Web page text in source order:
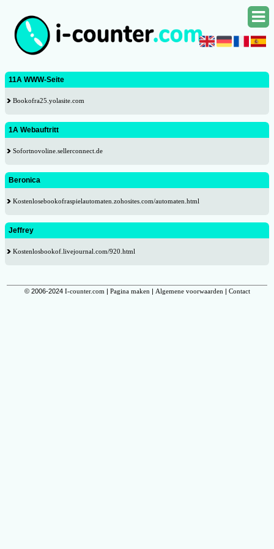
11A WWW-Seite
Bookofra25.yolasite.com
1A Webauftritt
Sofortnovoline.sellerconnect.de
Beronica
Kostenlosebookofraspielautomaten.zohosites.com/automaten.html
Jeffrey
Kostenlosbookof.livejournal.com/920.html
© 2006-2024 I-counter.com | Pagina maken | Algemene voorwaarden | Contact